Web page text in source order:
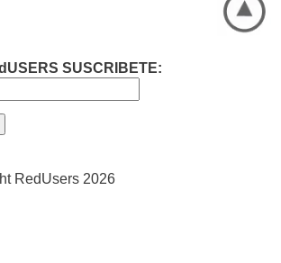
SUSCRIBETE:
RedUsers 2026